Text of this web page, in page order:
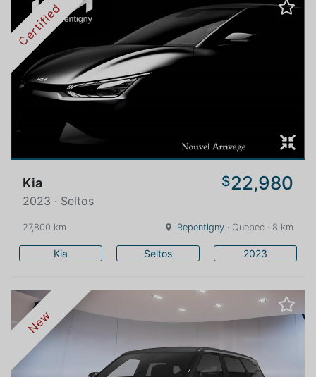
Certified
Kia $22,980
2023 · Seltos
27,800 km Repentigny · Quebec · 8 km
Kia Seltos 2023
New